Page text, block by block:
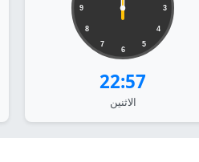
3
4
5
6
7
8
9
22:57
الاثنين